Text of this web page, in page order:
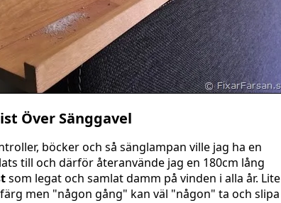
Över Sänggavel
böcker och så sänglampan ville jag ha en
till och därför återanvände jag en 180cm lång
som legat och samlat damm på vinden i alla år. Lite
men "någon gång" kan väl "någon" ta och slipa